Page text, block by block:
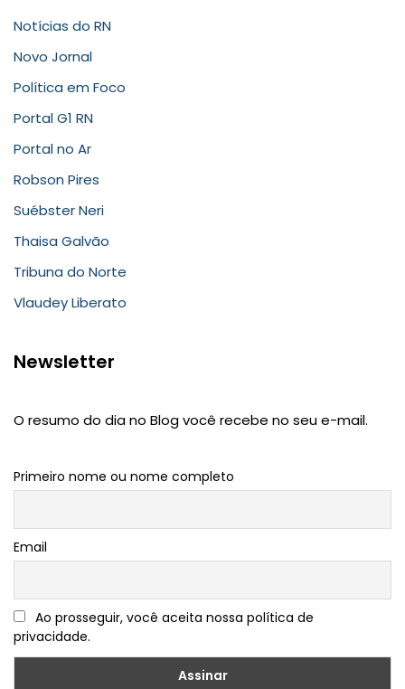
Notícias do RN
Novo Jornal
Política em Foco
Portal G1 RN
Portal no Ar
Robson Pires
Suébster Neri
Thaisa Galvão
Tribuna do Norte
Vlaudey Liberato
Newsletter
O resumo do dia no Blog você recebe no seu e-mail.
Primeiro nome ou nome completo
Email
Ao prosseguir, você aceita nossa política de
privacidade.